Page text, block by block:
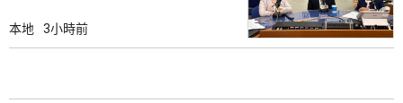
本地 3小時前